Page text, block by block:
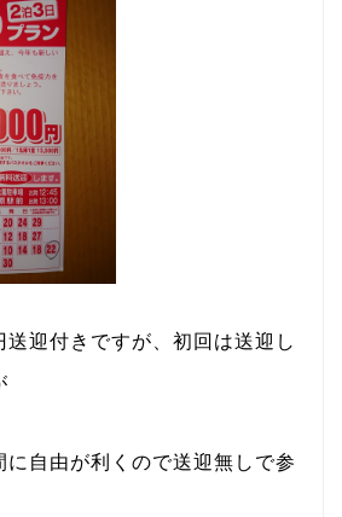
送迎付きですが、初回は送迎し
に自由が利くので送迎無しで参